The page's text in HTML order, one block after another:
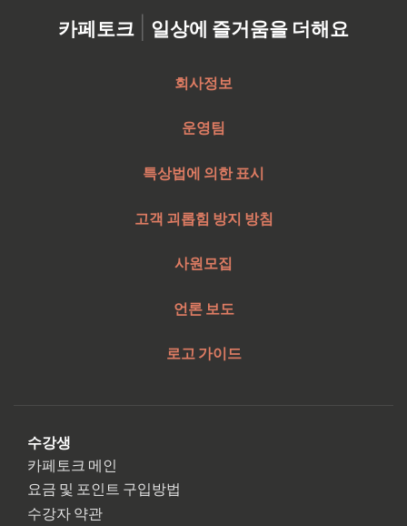
카페토크 | 일상에 즐거움을 더해요
회사정보
운영팀
특상법에 의한 표시
고객 괴롭힘 방지 방침
사원모집
언론 보도
로고 가이드
수강생
카페토크 메인
요금 및 포인트 구입방법
수강자 약관